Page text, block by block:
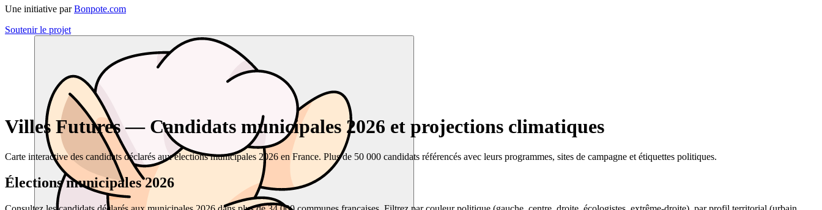
Une initiative par Bonpote.com
Soutenir le projet
Villes Futures — Candidats municipales 2026 et projections climatiques
Carte interactive des candidats déclarés aux élections municipales 2026 en France. Plus de 50 000 candidats référencés avec leurs programmes, sites de campagne et étiquettes politiques.
Élections municipales 2026